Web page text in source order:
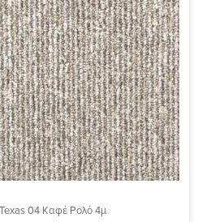
04 Καφέ Ρολό 4μ